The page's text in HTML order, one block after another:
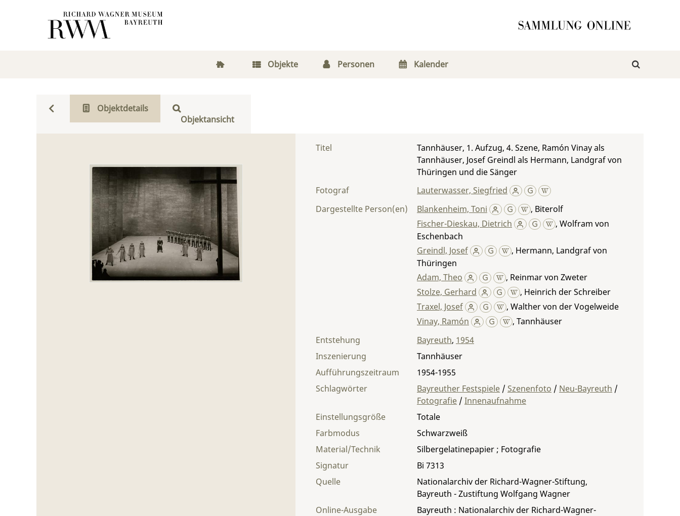
Objekte Personen Kalender
Objektdetails
Objektansicht
Titel
Tannhäuser, 1. Aufzug, 4. Szene, Ramón Vinay als
Tannhäuser, Josef Greindl als Hermann, Landgraf von
Thüringen und die Sänger
Fotograf
Lauterwasser, Siegfried
Dargestellte Person(en)
Blankenheim, Toni , Biterolf
Fischer-Dieskau, Dietrich
, Wolfram von
Eschenbach
Greindl, Josef
, Hermann, Landgraf von
Thüringen
Adam, Theo
, Reinmar von Zweter
Stolze, Gerhard
, Heinrich der Schreiber
Traxel, Josef
, Walther von der Vogelweide
Vinay, Ramón
, Tannhäuser
Entstehung
Bayreuth, 1954
Material/Technik Silbergelatinepapier ; Fotografie
Einstellungsgröße
Totale
Farbmodus
Schwarzweiß
Inszenierung
Tannhäuser
Aufführungszeitraum
1954-1955
Signatur
Bi 7313
Quelle
Nationalarchiv der Richard-Wagner-Stiftung,
Bayreuth - Zustiftung Wolfgang Wagner
Schlagwörter Bayreuther Festspiele / Szenenfoto / Neu-Bayreuth /
Fotografie / Innenaufnahme
Online-Ausgabe
Bayreuth : Nationalarchiv der Richard-Wagner-